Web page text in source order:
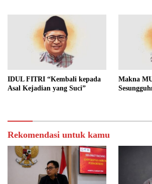
IDUL FITRI “Kembali kepada
Asal Kejadian yang Suci”
Makna
Rekomendasi untuk kamu